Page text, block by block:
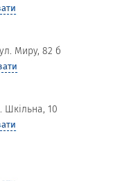
Миру, 82 б
Шкільна, 10